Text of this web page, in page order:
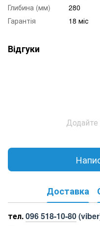
Глибина (мм)
280
Гарантія
18 міс
Відгуки
Додайте
Доставка
тел.096 518-10-80